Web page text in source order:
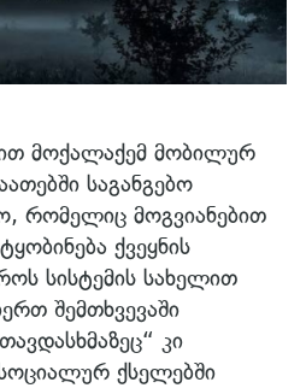
მოქალაქემ მობილურ
საგანგებო
რომელიც მოგვიანებით
ქვეყნის
სისტემის სახელით
შემთხვევაში
კი
ქსელებში